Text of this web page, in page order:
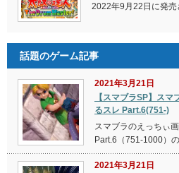
2022年9月22日に発
話題のゲーム記事
2021年3月21日
【スマブラSP】ス
るスレ Part.6(751-)
スマブラのえっちぃ
Part.6（751-1000）
2021年3月21日